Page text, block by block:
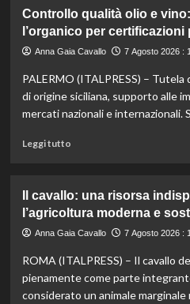
Marco
Bianchi:
“Ricette
come
le
vite
umanitari”.
Controllo qualità olio e vino:
l’organico per
Anna Gaia Cavallo 7 Agosto 2026 :
PALERMO (ITALPRESS) – Tutela
di origine siciliana, supporto alle
mercati nazionali e internazionali.
Leggi tuttoLeggi
Controllo
qualità
olio
vino:
l’IRVO
potenzia
Il cavallo: una risorsa
l’agricoltura moderna e
Anna Gaia Cavallo 7 Agosto 2026 :
ROMA (ITALPRESS) – Il cavallo
pienamente come parte
considerato un animale